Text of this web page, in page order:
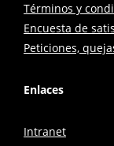
Términos y
Encuesta de
Peticiones,
Enlaces
Intranet